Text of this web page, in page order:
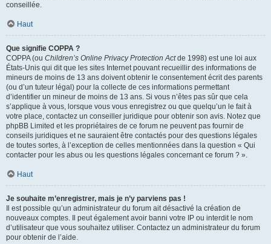
conseillée.
Haut
Que signifie COPPA ?
COPPA (ou Children’s Online Privacy Protection Actde 1998) est une loi aux
États-Unis qui dit que les sites Internet pouvant recueillir des informations de
mineurs de moins de 13 ans doivent obtenir le consentement écrit des parents
(ou d’un tuteur légal) pour la collecte de ces informations permettant
d’identifier un mineur de moins de 13 ans. Si vous n’êtes pas sûr que cela
s’applique à vous, lorsque vous vous enregistrez ou que quelqu’un le fait à
votre place, contactez un conseiller juridique pour obtenir son avis. Notez que
phpBB Limited et les propriétaires de ce forum ne peuvent pas fournir de
conseils juridiques et ne sauraient être contactés pour des questions légales
de toutes sortes, à l’exception de celles mentionnées dans la question « Qui
contacter pour les abus ou les questions légales concernant ce forum ? ».
Haut
Je souhaite m’enregistrer, mais je n’y parviens pas !
Il est possible qu’un administrateur du forum ait désactivé la création de
nouveaux comptes. Il peut également avoir banni votre IP ou interdit le nom
d’utilisateur que vous souhaitez utiliser. Contactez un administrateur du forum
pour obtenir de l’aide.